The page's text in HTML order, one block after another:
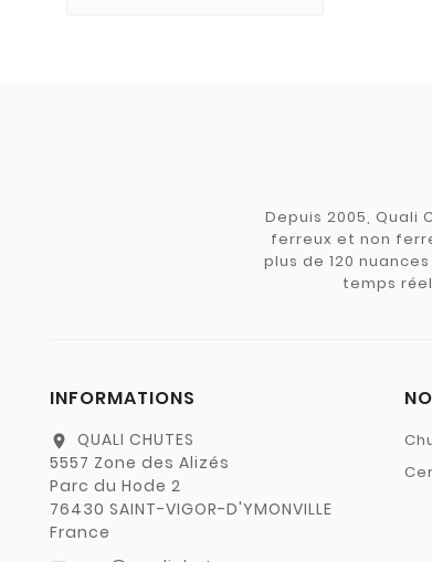
Depuis 2005,
ferreux et non
plus de 120
temps
INFORMATIONS
location_on
QUALI CHUTES
5557 Zone des Alizés
Parc du Hode 2
76430 SAINT-VIGOR-D'YMONVILLE
France